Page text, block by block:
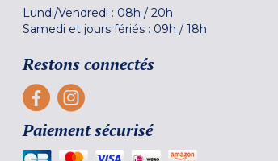
Lundi/Vendredi : 08h / 20h
Samedi et jours fériés : 09h / 18h
Restons connectés
Paiement sécurisé